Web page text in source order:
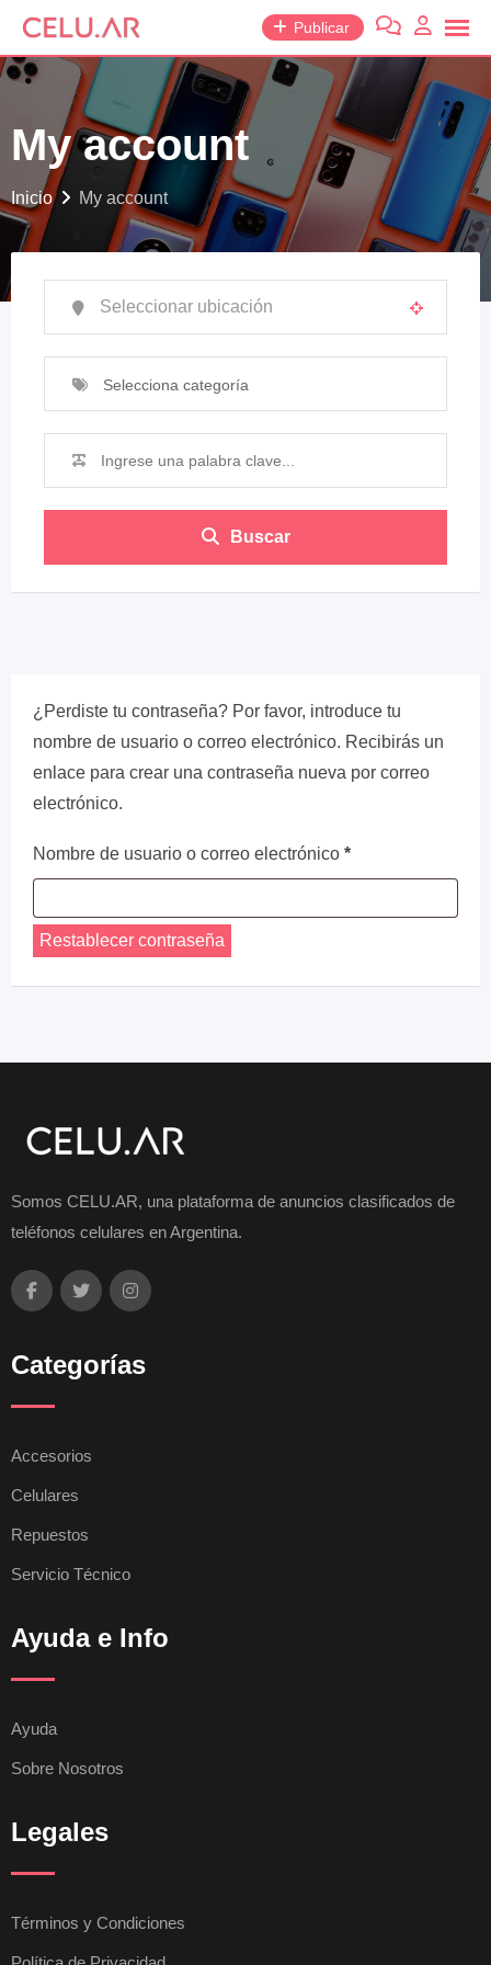
Publicar
My account
Inicio My account
Selecciona categoría
Buscar
¿Perdiste tu contraseña? Por favor, introduce tu
nombre de usuario o correo electrónico. Recibirás un
enlace para crear una contraseña nueva por correo
electrónico.
Nombre de usuario o correo electrónico *
Restablecer contraseña
Somos CELU.AR, una plataforma de anuncios clasificados de
teléfonos celulares en Argentina.
Categorías
Accesorios
Celulares
Repuestos
Servicio Técnico
Ayuda e Info
Ayuda
Sobre Nosotros
Legales
Términos y Condiciones